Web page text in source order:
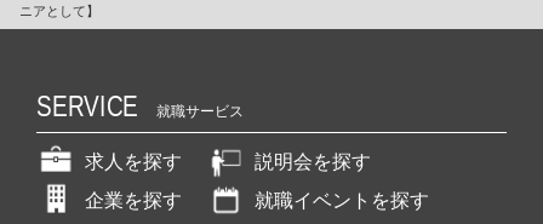
ニアとして】
SERVICE 就職サービス
求人を探す
説明会を探す
企業を探す
就職イベントを探す